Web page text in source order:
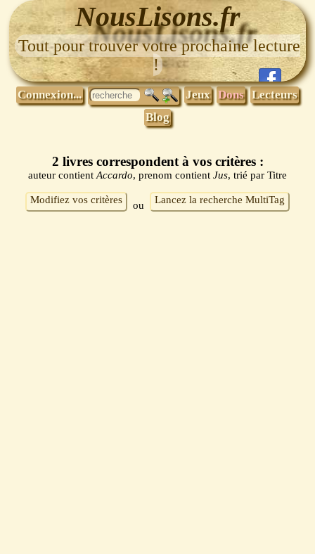
NousLisons.fr
Tout pour trouver votre prochaine lecture
!
Connexion... Jeux Dons Lecteurs
Blog
2 livres correspondent à vos critères :
auteur contientAccardo, prenom contient Jus, trié par Titre
Modifiez vos critères ou Lancez la recherche MultiTag